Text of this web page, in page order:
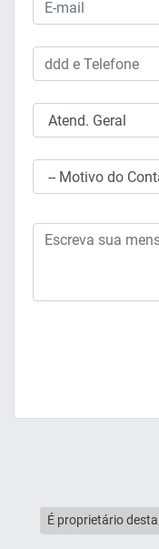
É proprietário